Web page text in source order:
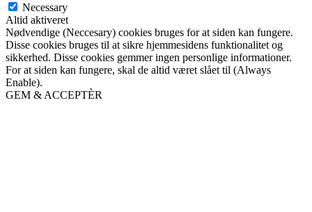
Necessary
Altid aktiveret
Nødvendige (Neccesary) cookies bruges for at siden kan fungere.
Disse cookies bruges til at sikre hjemmesidens funktionalitet og
sikkerhed. Disse cookies gemmer ingen personlige informationer.
For at siden kan fungere, skal de altid været slået til (Always
Enable).
GEM & ACCEPTÈR